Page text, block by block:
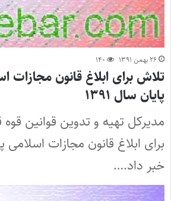
۲۶ بهمن ۱۳۹۱ ۱۴۰
تلاش برای ابلاغ قانون مجازات
پایان سال ۱۳۹۱
مدیرکل تهیه و تدوین قوانین
برای ابلاغ قانون مجازات
خبر داد.…